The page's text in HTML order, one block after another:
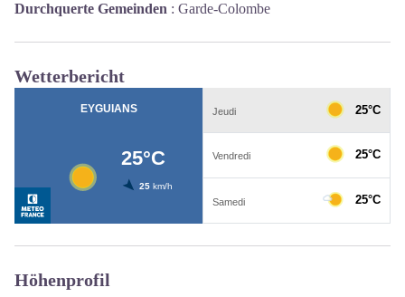
Durchquerte Gemeinden : Garde-Colombe
Wetterbericht
Höhenprofil